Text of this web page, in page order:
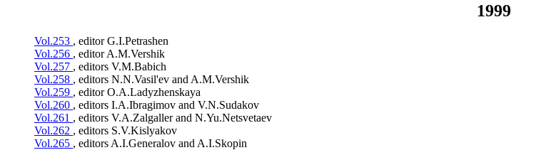
1999
Vol.253 , editor G.I.Petrashen
Vol.256 , editor A.M.Vershik
Vol.257 , editors V.M.Babich
Vol.258 , editors N.N.Vasil'ev and A.M.Vershik
Vol.259 , editor O.A.Ladyzhenskaya
Vol.260 , editors I.A.Ibragimov and V.N.Sudakov
Vol.261 , editors V.A.Zalgaller and N.Yu.Netsvetaev
Vol.262 , editors S.V.Kislyakov
Vol.265 , editors A.I.Generalov and A.I.Skopin